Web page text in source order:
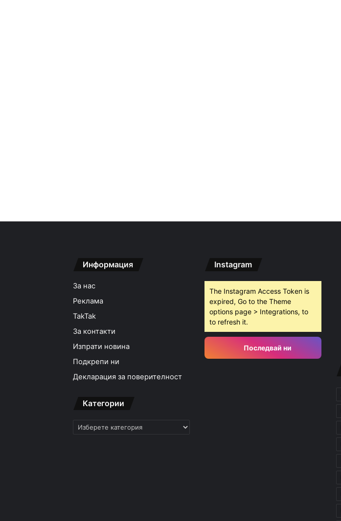
Информация
За нас
Реклама
TakTak
За контакти
Изпрати новина
Подкрепи ни
Декларация за поверителност
Категории
Категории
Instagram
The Instagram Access Token is
expired, Go to the Theme
options page > Integrations, to
to refresh it.
Последвай ни